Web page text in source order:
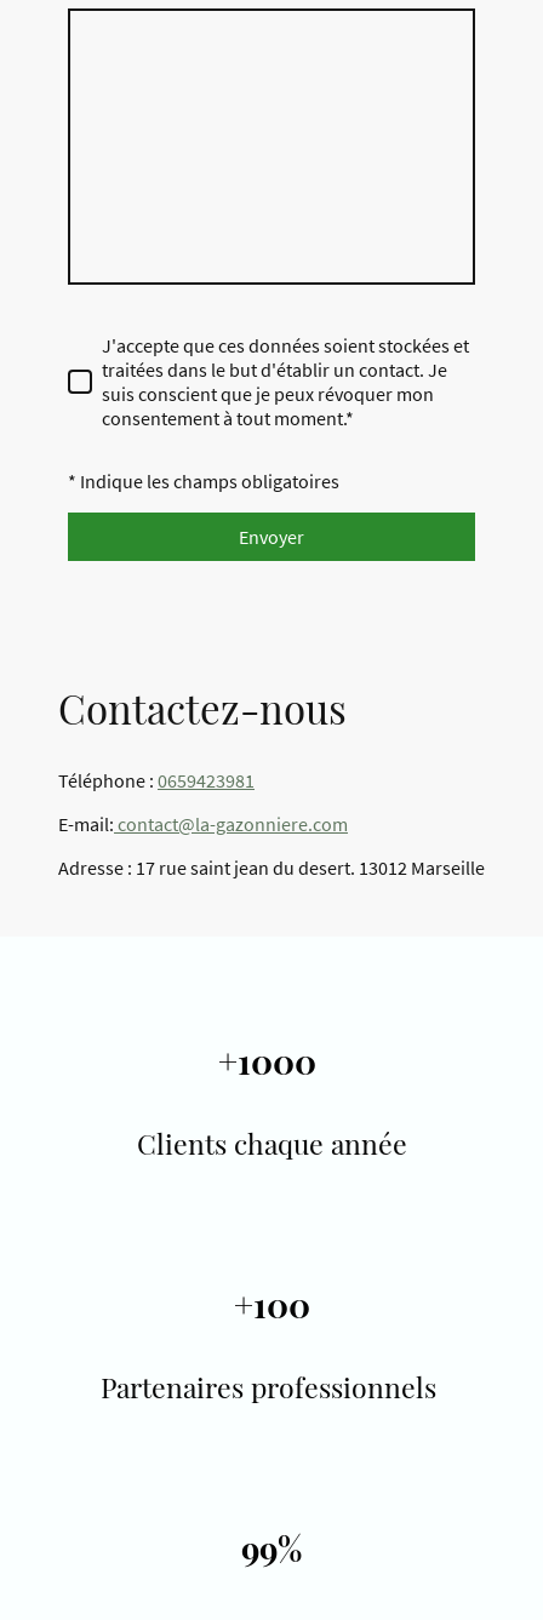
J'accepte que ces données soient stockées et
traitées dans le but d'établir un contact. Je
suis conscient que je peux révoquer mon
consentement à tout moment.*
* Indique les champs obligatoires
Envoyer
Contactez-nous
Téléphone : 0659423981
E-mail: contact@la-gazonniere.com
Adresse : 17 rue saint jean du desert. 13012 Marseille
+1000
Clients chaque année
+100
Partenaires professionnels
99%